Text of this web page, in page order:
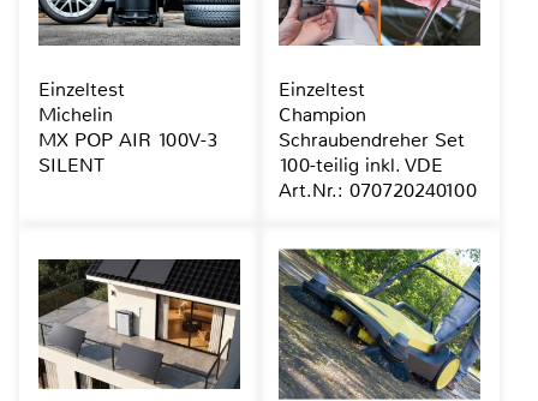
Einzeltest
Michelin
MX POP AIR 100V-3
SILENT
Einzeltest
Champion
Schraubendreher Set
100-teilig inkl. VDE
Art.Nr.: 070720240100